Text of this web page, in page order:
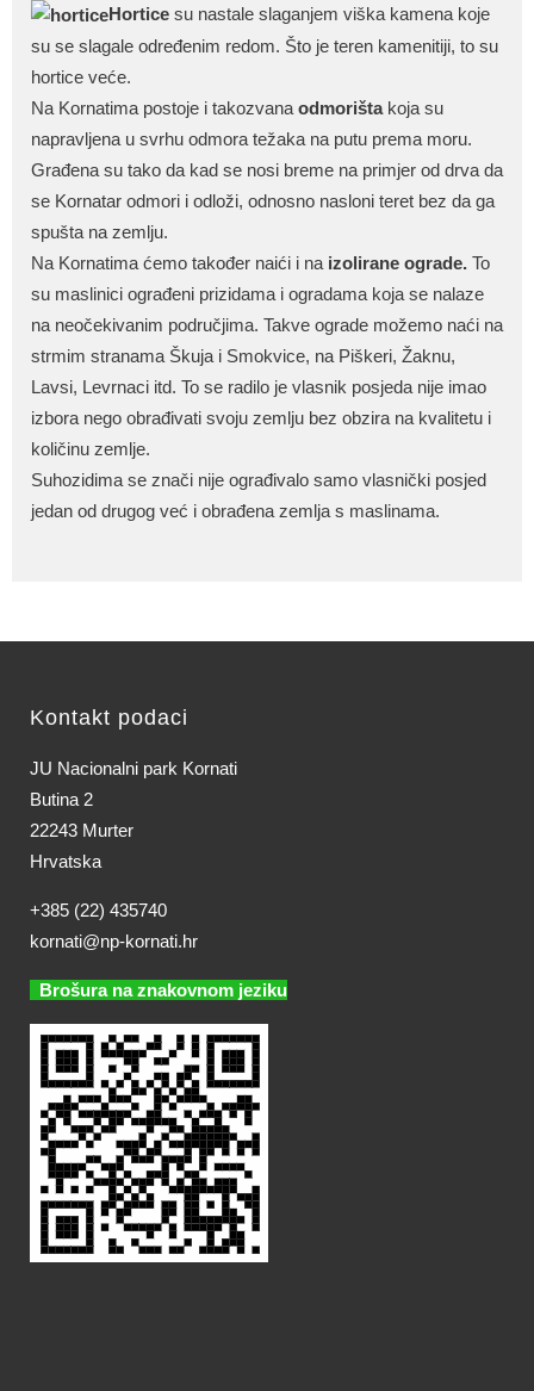
Hortice su nastale slaganjem viška kamena koje
su se slagale određenim redom. Što je teren kamenitiji, to su
hortice veće.
Na Kornatima postoje i takozvana odmorištakoja su
napravljena u svrhu odmora težaka na putu prema moru.
Građena su tako da kad se nosi breme na primjer od drva da
se Kornatar odmori i odloži, odnosno nasloni teret bez da ga
spušta na zemlju.
Na Kornatima ćemo također naići i na izolirane ograde. To
su maslinici ograđeni prizidama i ogradama koja se nalaze
na neočekivanim područjima. Takve ograde možemo naći na
strmim stranama Škuja i Smokvice, na Piškeri, Žaknu,
Lavsi, Levrnaci itd. To se radilo je vlasnik posjeda nije imao
izbora nego obrađivati svoju zemlju bez obzira na kvalitetu i
količinu zemlje.
Suhozidima se znači nije ograđivalo samo vlasnički posjed
jedan od drugog već i obrađena zemlja s maslinama.
Kontakt podaci
JU Nacionalni park Kornati
Butina 2
22243 Murter
Hrvatska
+385 (22) 435740
kornati@np-kornati.hr
Brošura na znakovnom jeziku